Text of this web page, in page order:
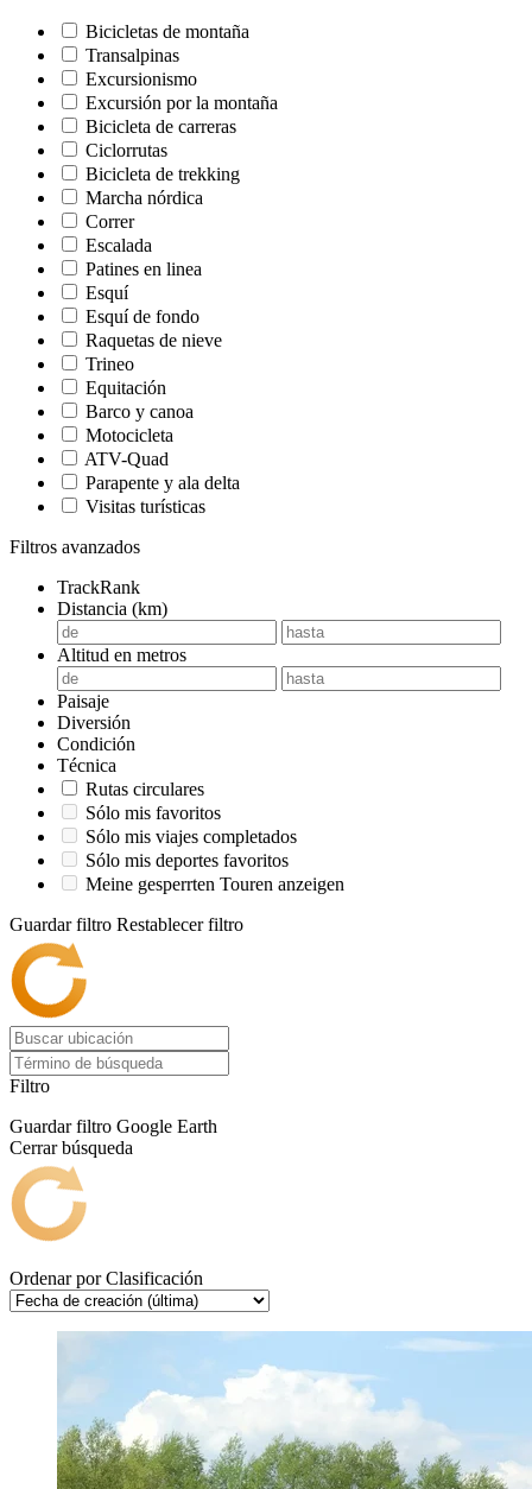
Bicicletas de montaña
Transalpinas
Excursionismo
Excursión por la montaña
Bicicleta de carreras
Ciclorrutas
Bicicleta de trekking
Marcha nórdica
Correr
Escalada
Patines en linea
Esquí
Esquí de fondo
Raquetas de nieve
Trineo
Equitación
Barco y canoa
Motocicleta
ATV-Quad
Parapente y ala delta
Visitas turísticas
Filtros avanzados
TrackRank
Distancia (km)
Altitud en metros
Paisaje
Diversión
Condición
Técnica
Rutas circulares
Sólo mis favoritos
Sólo mis viajes completados
Sólo mis deportes favoritos
Meine gesperrten Touren anzeigen
Guardar filtro Restablecer filtro
Filtro
Guardar filtro Google Earth
Cerrar búsqueda
Ordenar por Clasificación